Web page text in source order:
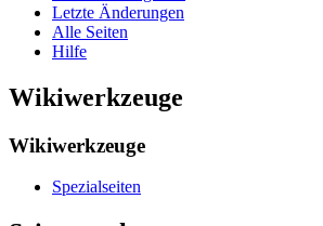
Letzte Änderungen
Alle Seiten
Hilfe
Wikiwerkzeuge
Wikiwerkzeuge
Spezialseiten